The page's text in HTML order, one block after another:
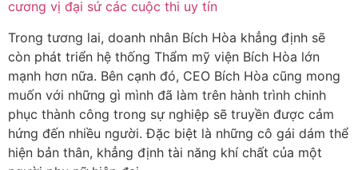
Trong tương lai, doanh nhân Bích Hòa khẳng định sẽ
còn phát triển hệ thống Thẩm mỹ viện Bích Hòa lớn
mạnh hơn nữa. Bên cạnh đó, CEO Bích Hòa cũng mong
muốn với những gì mình đã làm trên hành trình chinh
phục thành công trong sự nghiệp sẽ truyền được cảm
hứng đến nhiều người. Đặc biệt là những cô gái dám thể
hiện bản thân, khẳng định tài năng khí chất của một